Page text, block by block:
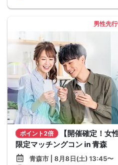
男性先行
ポイント2倍
【開催確定！女
限定マッチングコン in 青森
青森市 | 8月8日(土) 13:45〜